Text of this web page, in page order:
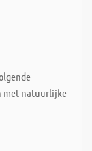
met natuurlijke